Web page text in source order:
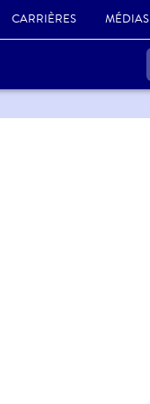
CARRIÈRES MÉDIAS